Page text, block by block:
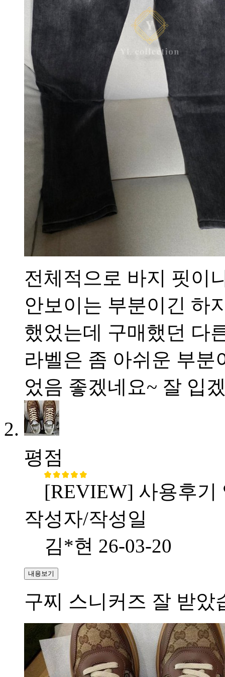
전체적으로 바지 핏이
안보이는 부분이긴 하
했었는데 구매했던 다
라벨은 좀 아쉬운 부분
었음 좋겠네요~ 잘 입
평점
[REVIEW] 사용후기
작성자/작성일
김*현 26-03-20
내용보기
구찌 스니커즈 잘 받았